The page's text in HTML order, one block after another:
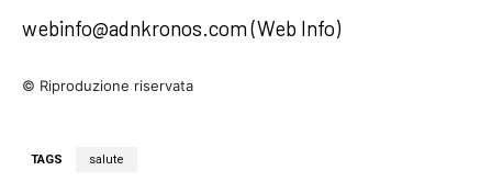
webinfo@adnkronos.com (Web Info)
© Riproduzione riservata
TAGS salute